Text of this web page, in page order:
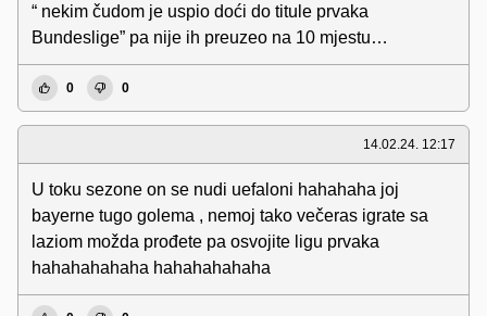
“ nekim čudom je uspio doći do titule prvaka
Bundeslige” pa nije ih preuzeo na 10 mjestu…
0 0
14.02.24. 12:17
U toku sezone on se nudi uefaloni hahahaha joj
bayerne tugo golema , nemoj tako večeras igrate sa
laziom možda prođete pa osvojite ligu prvaka
hahahahahaha hahahahahaha